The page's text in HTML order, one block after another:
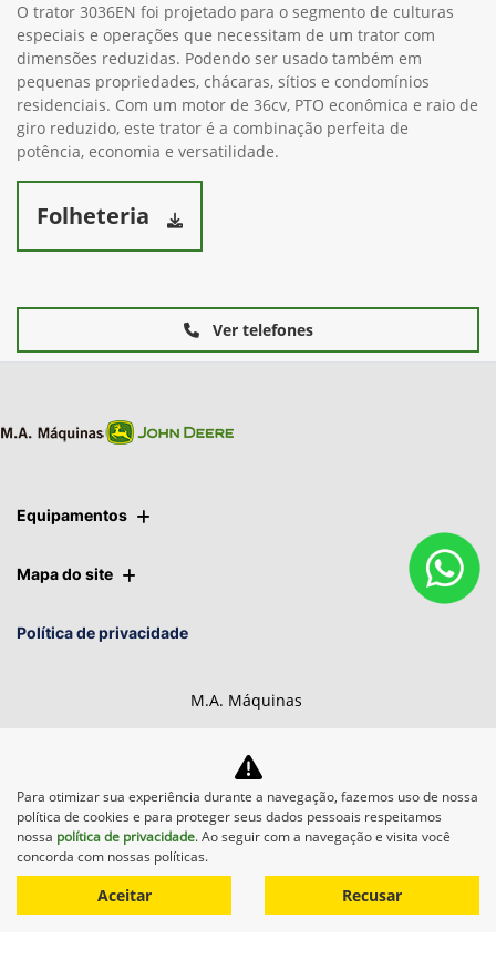
O trator 3036EN foi projetado para o segmento de culturas
especiais e operações que necessitam de um trator com
dimensões reduzidas. Podendo ser usado também em
pequenas propriedades, chácaras, sítios e condomínios
residenciais. Com um motor de 36cv, PTO econômica e raio de
giro reduzido, este trator é a combinação perfeita de
potência, economia e versatilidade.
Folheteria
Ver telefones
Equipamentos
Mapa do site
Política de privacidade
M.A. Máquinas
Desacelere. Seu bem maior é
a vida.
Para otimizar sua experiência durante a navegação, fazemos uso de nossa
política de cookies e para proteger seus dados pessoais respeitamos
nossa política de privacidade. Ao seguir com a navegação e visita você
concorda com nossas políticas.
Aceitar Recusar